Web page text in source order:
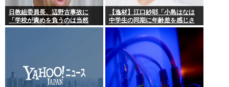
日教組委員長、辺野古事故に
「学校が責めを負うのは当然
だ」 平和教育は「存在意義」
【逸材】江口紗耶「小島はなは
中学生の同期に年齢差を感じさ
せないように気を遣っている
が、同期2人は気づ